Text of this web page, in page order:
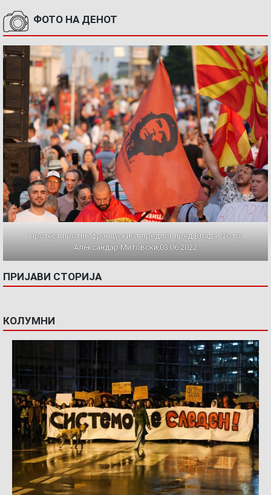
ФОТО НА ДЕНОТ
Протест против францускиот предлог пред Влада. Фото:
Александар Митовски,03.06.2022
ПРИЈАВИ СТОРИЈА
КОЛУМНИ